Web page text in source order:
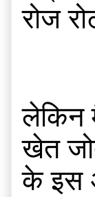
रोज
लेकिन
खेत
के इस